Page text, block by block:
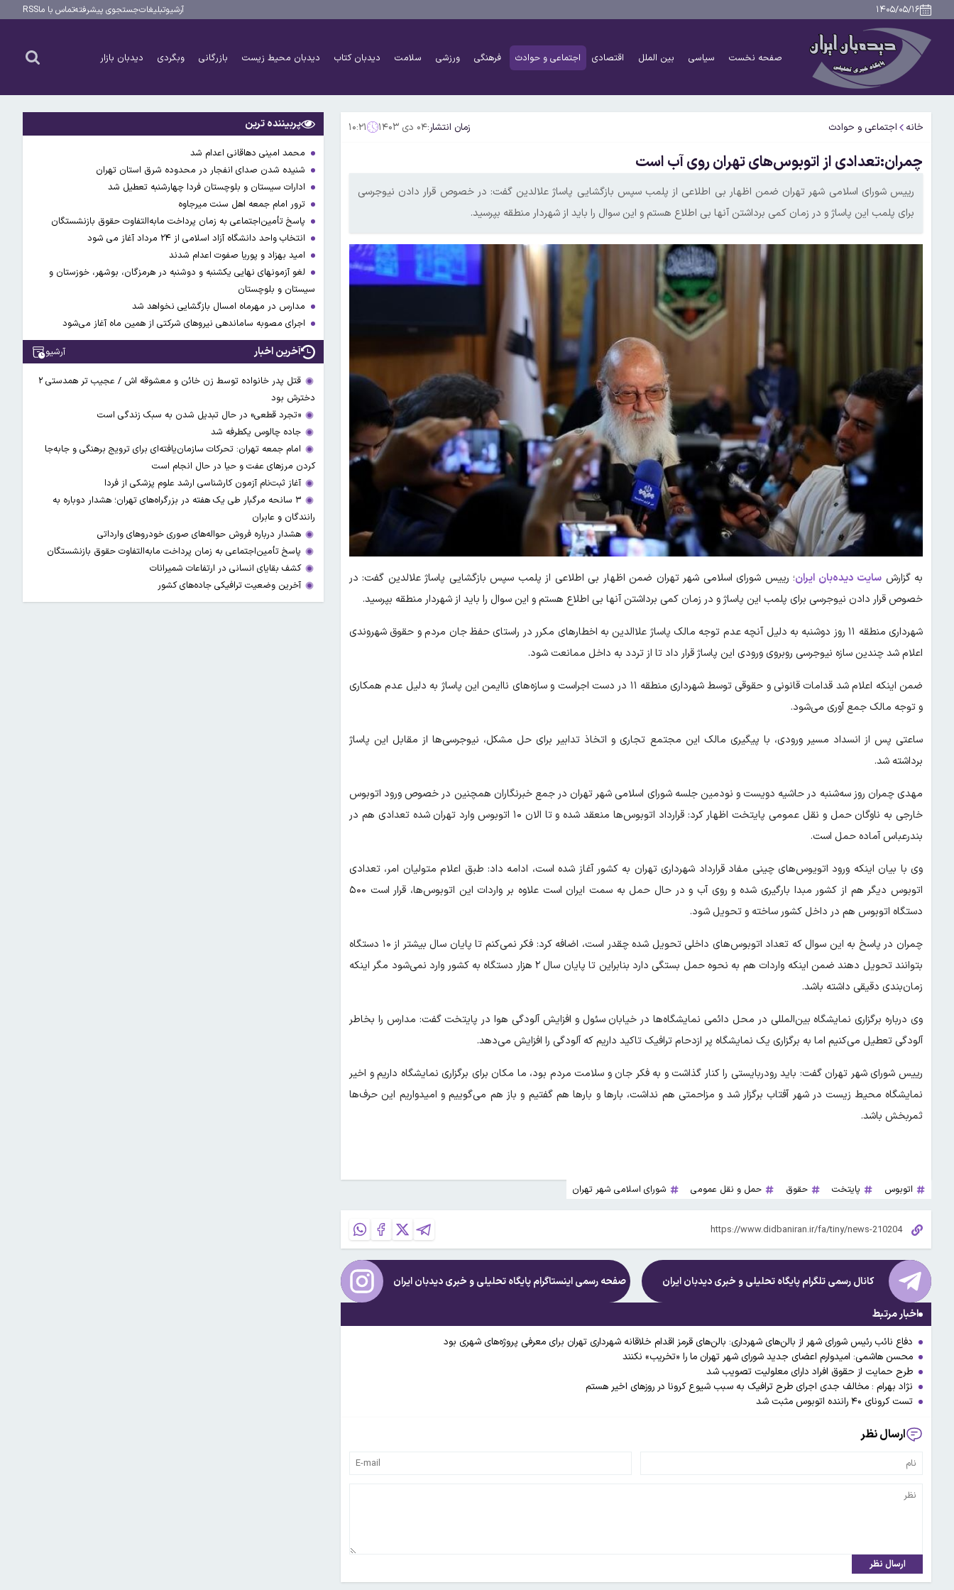
۱۴۰۵/۰۵/۱۶ آرشیوتبلیغاتجستجوی پیشرفتهتماس با ماRSS
صفحه نخست سیاسی بین الملل اقتصادی اجتماعی و حوادث فرهنگی ورزشی سلامت دیدبان کتاب دیدبان محیط زیست بازرگانی وبگردی دیدبان بازار
خانه اجتماعی و حوادث زمان انتشار:۰۴ دی ۱۴۰۳ ۱۰:۲۱
چمران:تعدادی از اتوبوس‌های تهران روی آب است
رییس شورای اسلامی شهر تهران ضمن اظهار بی اطلاعی از پلمب سپس بازگشایی پاساژ علالدین گفت: در خصوص قرار دادن نیوجرسی
برای پلمب این پاساژ و در زمان کمی برداشتن آنها بی اطلاع هستم و این سوال را باید از شهردار منطقه بپرسید.
به گزارش سایت دیده‌بان ایران؛ رییس شورای اسلامی شهر تهران ضمن اظهار بی اطلاعی از پلمب سپس بازگشایی پاساژ علالدین گفت: در
خصوص قرار دادن نیوجرسی برای پلمب این پاساژ و در زمان کمی برداشتن آنها بی اطلاع هستم و این سوال را باید از شهردار منطقه بپرسید.
شهرداری منطقه ۱۱ روز دوشنبه به دلیل آنچه عدم توجه مالک پاساژ علاالدین به اخطارهای مکرر در راستای حفظ جان مردم و حقوق شهروندی
اعلام شد چندین سازه نیوجرسی روبروی ورودی این پاساژ قرار داد تا از تردد به داخل ممانعت شود.
ضمن اینکه اعلام شد قدامات قانونی و حقوقی توسط شهرداری منطقه ۱۱ در دست اجراست و سازه‌های ناایمن این پاساژ به دلیل عدم همکاری
و توجه مالک جمع آوری می‌شود.
ساعتی پس از انسداد مسیر ورودی، با پیگیری مالک این مجتمع تجاری و اتخاذ تدابیر برای حل مشکل، نیوجرسی‌ها از مقابل این پاساژ
برداشته شد.
مهدی چمران روز سه‌شنبه در حاشیه دویست و نودمین جلسه شورای اسلامی شهر تهران در جمع خبرنگاران همچنین در خصوص ورود اتوبوس
خارجی به ناوگان حمل و نقل عمومی پایتخت اظهار کرد: قرارداد اتوبوس‌ها منعقد شده و تا الان ۱۰ اتوبوس وارد تهران شده تعدادی هم در
بندرعباس آماده حمل است.
وی با بیان اینکه ورود اتویوس‌های چینی مفاد قرارداد شهرداری تهران به کشور آغاز شده است، ادامه داد: طبق اعلام متولیان امر، تعدادی
اتوبوس دیگر هم از کشور مبدا بارگیری شده و روی آب و در حال حمل به سمت ایران است علاوه بر واردات این اتوبوس‌ها، قرار است ۵۰۰
دستگاه اتوبوس هم در داخل کشور ساخته و تحویل شود.
چمران در پاسخ به این سوال که تعداد اتوبوس‌های داخلی تحویل شده چقدر است، اضافه کرد: فکر نمی‌کنم تا پایان سال بیشتر از ۱۰ دستگاه
بتوانند تحویل دهند ضمن اینکه واردات هم به نحوه حمل بستگی دارد بنابراین تا پایان سال ۲ هزار دستگاه به کشور وارد نمی‌شود مگر اینکه
زمان‌بندی دقیقی داشته باشد.
وی درباره برگزاری نمایشگاه بین‌المللی در محل دائمی نمایشگاه‌ها در خیابان سئول و افزایش آلودگی هوا در پایتخت گفت: مدارس را بخاطر
آلودگی تعطیل می‌کنیم اما به برگزاری یک نمایشگاه پر ازدحام ترافیک تاکید داریم که آلودگی را افزایش می‌دهد.
رییس شورای شهر تهران گفت: باید رودربایستی را کنار گذاشت و به فکر جان و سلامت مردم بود، ما مکان برای برگزاری نمایشگاه داریم و اخیر
نمایشگاه محیط زیست در شهر آفتاب برگزار شد و مزاحمتی هم نداشت، بارها و بارها هم گفتیم و باز هم می‌گوییم و امیدواریم این حرف‌ها
ثمربخش باشد.
اتوبوس پایتخت حقوق حمل و نقل عمومی شورای اسلامی شهر تهران
کانال رسمی تلگرام پایگاه تحلیلی و خبریدیدبان ایران صفحه رسمی اینستاگرام پایگاه تحلیلی و خبریدیدبان ایران
اخبار مرتبط
دفاع نائب رئیس شورای شهر از بالن‌های شهرداری: بالن‌های قرمز اقدام خلاقانه شهرداری تهران برای معرفی پروژه‌های شهری بود
محسن هاشمی: امیدوارم اعضای جدید شورای شهر تهران ما را «تخریب» نکنند
طرح حمایت از حقوق افراد دارای معلولیت تصویب شد
نژاد بهرام : مخالف جدی اجرای طرح ترافیک به سبب شیوع کرونا در روزهای اخیر هستم
تست کرونای ۴۰ راننده اتوبوس مثبت شد
ارسال نظر
ارسال نظر
پربیننده ترین
محمد امینی دهاقانی اعدام شد
شنیده شدن صدای انفجار در محدوده شرق استان تهران
ادارات سیستان و بلوچستان فردا چهارشنبه تعطیل شد
ترور امام جمعه اهل سنت میرجاوه
پاسخ تأمین‌اجتماعی به زمان پرداخت مابه‌التفاوت حقوق بازنشستگان
انتخاب واحد دانشگاه آزاد اسلامی از ۲۴ مرداد آغاز می شود
امید بهزاد و پوریا صفوت اعدام شدند
لغو آزمونهای نهایی یکشنبه و دوشنبه در هرمزگان، بوشهر، خوزستان و
سیستان و بلوچستان
مدارس در مهرماه امسال بازگشایی نخواهد شد
اجرای مصوبه ساماندهی نیرو‌های شرکتی از همین ماه آغاز می‌شود
آخرین اخبار آرشیو
قتل پدر خانواده توسط زن خائن و معشوقه اش / عجیب تر همدستی ۲
دخترش بود
«تجرد قطعی» در حال تبدیل شدن به سبک زندگی است
جاده چالوس یکطرفه شد
امام جمعه تهران: تحرکات سازمان‌یافته‌ای برای ترویج برهنگی و جابه‌جا
کردن مرزهای عفت و حیا در حال انجام است
آغاز ثبت‌نام‌ آزمون کارشناسی ارشد علوم پزشکی از فردا
۳ سانحه مرگبار طی یک هفته در بزرگراه‌های تهران؛ هشدار دوباره به
رانندگان و عابران
هشدار درباره فروش حواله‌های صوری خودروهای وارداتی
پاسخ تأمین‌اجتماعی به زمان پرداخت مابه‌التفاوت حقوق بازنشستگان
کشف بقایای انسانی در ارتفاعات شمیرانات
آخرین وضعیت ترافیکی جاده‌های کشور